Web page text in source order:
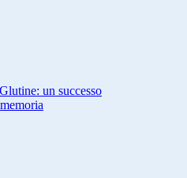
un successo